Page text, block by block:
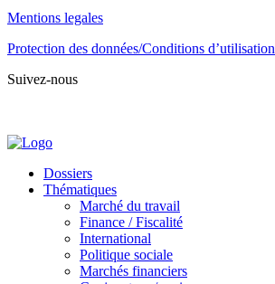
Mentions legales
Protection des données/Conditions d’utilisation
Suivez-nous
Dossiers
Thématiques
Marché du travail
Finance / Fiscalité
International
Politique sociale
Marchés financiers